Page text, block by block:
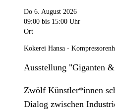
Do 6. August 2026
09:00 bis 15:00 Uhr
Ort
Kokerei Hansa -
Ausstellung "Giganten
Zwölf Künstler*innen
Dialog zwischen